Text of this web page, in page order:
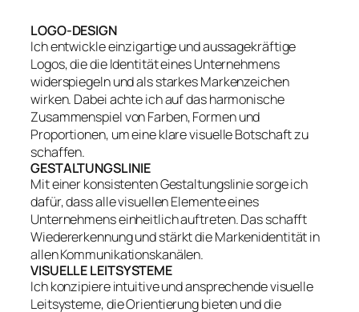
LOGO-DESIGN
Ich entwickle einzigartige und aussagekräftige
Logos, die die Identität eines Unternehmens
widerspiegeln und als starkes Markenzeichen
wirken. Dabei achte ich auf das harmonische
Zusammenspiel von Farben, Formen und
Proportionen, um eine klare visuelle Botschaft zu
schaffen.
GESTALTUNGSLINIE
Mit einer konsistenten Gestaltungslinie sorge ich
dafür, dass alle visuellen Elemente eines
Unternehmens einheitlich auftreten. Das schafft
Wiedererkennung und stärkt die Markenidentität in
allen Kommunikationskanälen.
VISUELLE LEITSYSTEME
Ich konzipiere intuitive und ansprechende visuelle
Leitsysteme, die Orientierung bieten und die